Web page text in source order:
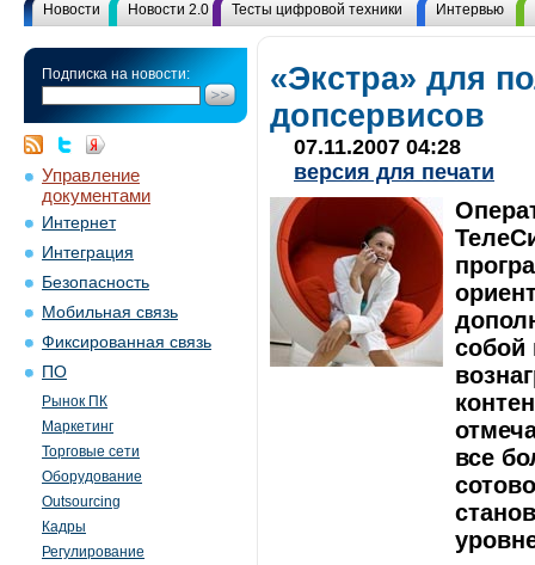
Новости Новости 2.0 Тесты цифровой техники Интервью
Подписка на новости:
Управление
документами
Интернет
Интеграция
Безопасность
Мобильная связь
Фиксированная связь
ПО
Рынок ПК
Маркетинг
Торговые сети
Оборудование
Outsourcing
Кадры
Регулирование
«Экстра» для
допсервисов
07.11.2007 04:28
версия для печати
собой
все